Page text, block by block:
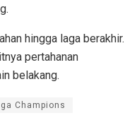
hingga laga berakhir.
pertahanan
belakang.
Champions